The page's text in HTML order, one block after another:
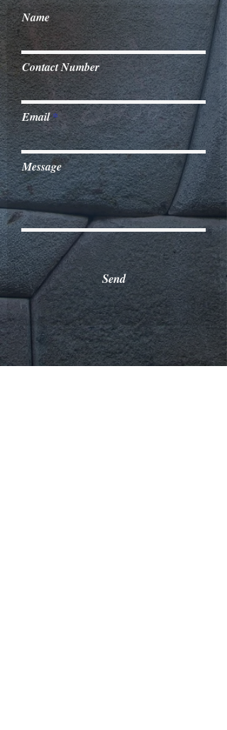
Name
Contact Number
Email
Message
Send